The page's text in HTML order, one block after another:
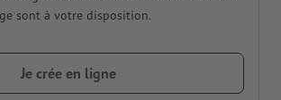
sont à votre disposition.
Je crée en ligne